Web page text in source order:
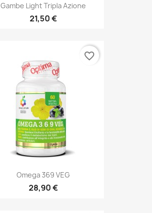
Gambe Light Tripla Azione
21,50 €
Omega 369 VEG
28,90 €
favorite_border